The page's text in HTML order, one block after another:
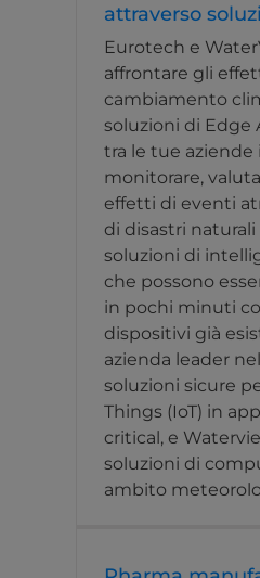
attraverso
Eurotech e
affrontare gli
cambiamento
soluzioni di Edge
tra le tue aziende
monitorare,
effetti di eventi
di disastri
soluzioni di
che possono
in pochi minuti
dispositivi già
azienda leader
soluzioni sicure
Things (IoT) in
critical, e
soluzioni di
ambito